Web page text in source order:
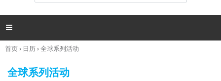

你
这
首页› 日历›全球系列活动
全球系列活动